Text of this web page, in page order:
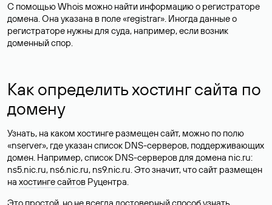
С помощью Whois можно найти информацию о регистраторе
домена. Она указана в поле «registrar». Иногда данные о
регистраторе нужны для суда, например, если возник
доменный спор.
Как определить хостинг сайта по
домену
Узнать, на каком хостинге размещен сайт, можно по полю
«nserver», где указан список DNS-серверов, поддерживающих
домен. Например, список DNS-серверов для домена nic.ru:
ns5.nic.ru, ns6.nic.ru, ns9.nic.ru. Это значит, что сайт размещен
на хостинге сайтов Руцентра.